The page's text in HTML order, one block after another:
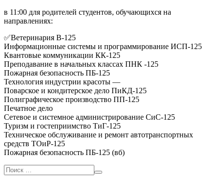
в 11:00 для родителей студентов, обучающихся на
направлениях:
✅Ветеринария В-125
Информационные системы и программирование ИСП-125
Квантовые коммуникации КК-125
Преподавание в начальных классах ПНК -125
Пожарная безопасность ПБ-125
Технология индустрии красоты —
Поварское и кондитерское дело ПиКД-125
Полиграфическое производство ПП-125
Печатное дело
Сетевое и системное администрирование СиС-125
Туризм и гостеприимство ТиГ-125
Техническое обслуживание и ремонт автотранспортных
средств ТОиР-125
Пожарная безопасность ПБ-125 (вб)